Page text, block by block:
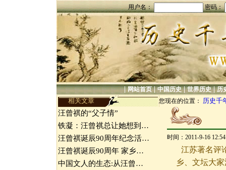
用户名： 密码：
|网站首页|中国历史|世界历史|历
相关文章 您现在的位置： 历史千
汪曾祺的“父子情”
铁凝：汪曾祺总让她想到…
汪曾祺诞辰90周年纪念活…
汪曾祺诞辰90周年 家乡…
中国文人的生态:从汪曾…
时间：2011-9-16
江苏著名评
乡、文坛大